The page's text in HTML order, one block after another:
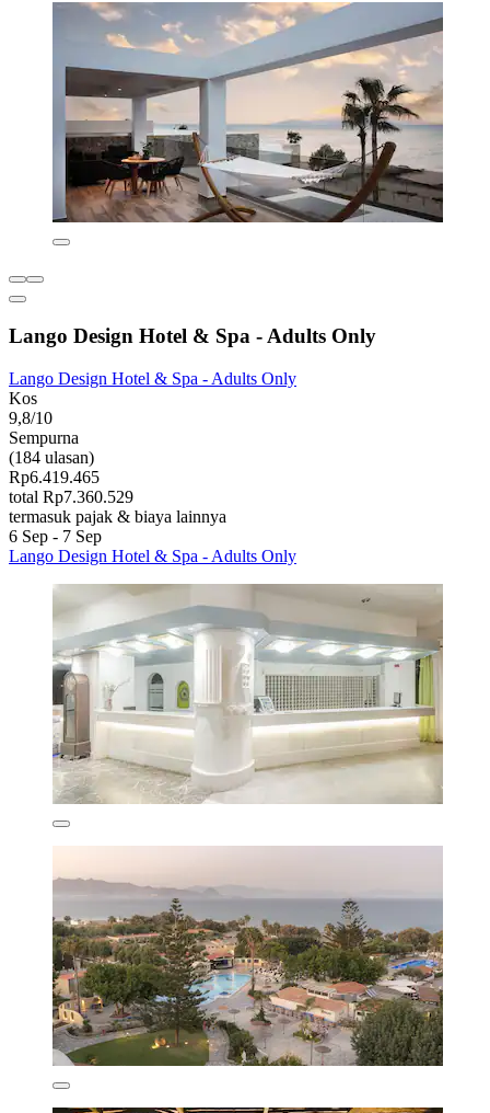
Lango Design Hotel & Spa - Adults Only
Lango Design Hotel & Spa - Adults Only
Kos
9,8/10
Sempurna
(184 ulasan)
Rp6.419.465
total Rp7.360.529
termasuk pajak & biaya lainnya
6 Sep - 7 Sep
Lango Design Hotel & Spa - Adults Only